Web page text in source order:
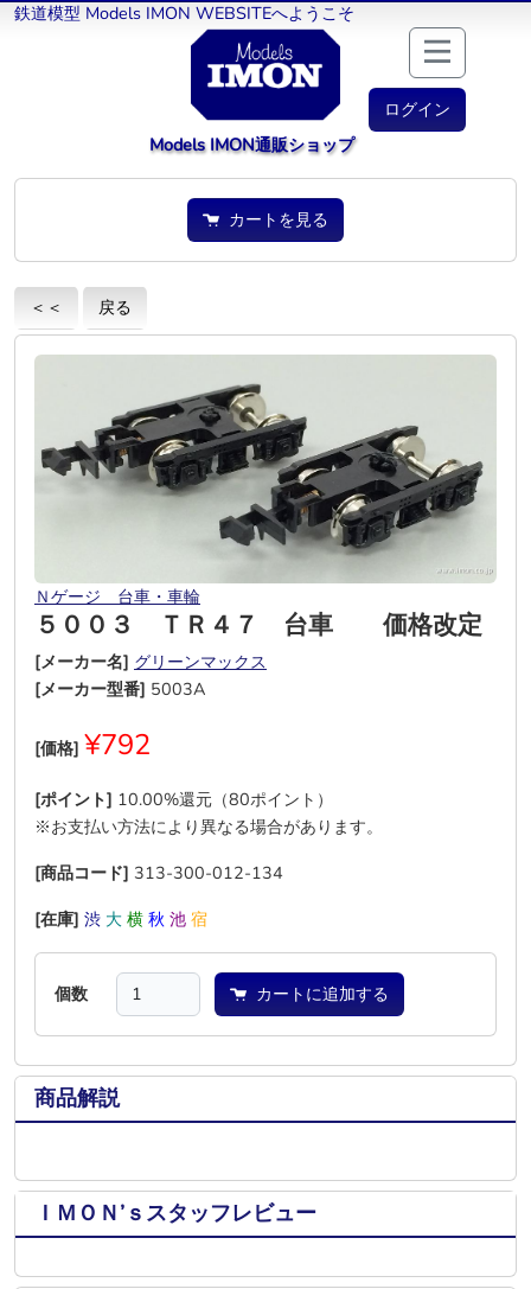
鉄道模型 Models IMON WEBSITEへようこそ
ログイン
Models IMON通販ショップ
カートを見る
＜＜ 戻る
Ｎゲージ 台車・車輪
５００３ ＴＲ４７ 台車 価格改定
[メーカー名] グリーンマックス
[メーカー型番] 5003A
[価格] ¥792
[ポイント] 10.00%還元（80ポイント）
※お支払い方法により異なる場合があります。
[商品コード] 313-300-012-134
[在庫] 渋 大 横 秋 池 宿
個数 カートに追加する
商品解説
ＩＭＯＮ’ｓスタッフレビュー